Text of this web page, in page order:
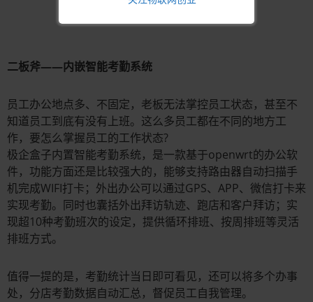
二板斧——内嵌智能考勤系统
员工办公地点多、不固定，老板无法掌控员工状态，甚至不
知道员工到底有没有上班。这么多员工都在不同的地方工
作，要怎么掌握员工的工作状态?
极企盒子内置智能考勤系统，是一款基于openwrt的办公软
件，功能方面还是比较强大的，能够支持路由器自动扫描手
机完成WIFI打卡；外出办公可以通过GPS、APP、微信打卡来
实现考勤。同时也囊括外出拜访轨迹、跑店和客户拜访；实
现超10种考勤班次的设定，提供循环排班、按周排班等灵活
排班方式。
值得一提的是，考勤统计当日即可看见，还可以将多个办事
处，分店考勤数据自动汇总，督促员工自我管理。